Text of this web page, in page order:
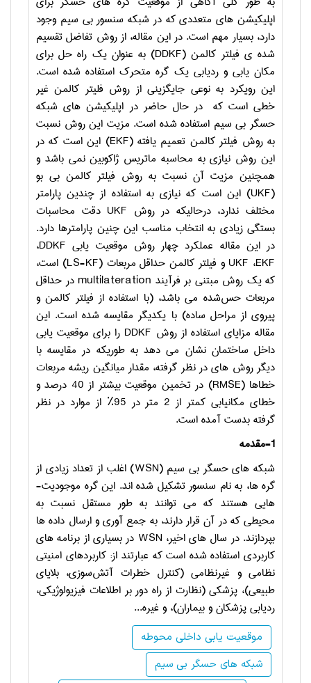
اپلیکیشن­ های متعددی که در شبکه سنسور بی سیم وجود
دارد، بسیار مهم است. در این مقاله، از روش تفاضل تقسیم
شده­ ی فیلتر کالمن (DDKF) به عنوان یک راه حل برای
مکان­ یابی و ردیابی یک گره متحرک استفاده شده است.
این رویکرد به نوعی جایگزینی از روش فلیتر کالمن غیر
خطی است که در حال حاضر در اپلیکیشن های شبکه
حسگر بی­ سیم استفاده شده است. مزیت این روش نسبت
به روش فیلتر کالمن تعمیم یافته (EKF) این است که در
این روش نیازی به محاسبه ماتریس ژاکوبین نمی­ باشد و
همچنین مزیت آن نسبت به روش فیلتر کالمن بی ­بو
(
UKF) این است که نیازی به استفاده از چندین پارامتر
مختلف ندارد، درحالیکه در روش UKF دقت محاسبات
بستگی زیادی به انتخاب مناسب این چنین پارامترها دارد.
در این مقاله عملکرد چهار روش موقعیت یابی DDKF،
EKF، UKF و فیلتر کالمن حداقل مربعات (LS-KF) است،
که یک روش مبتنی بر فرآیند multilateration در حداقل
مربعات حسشده می ­باشد، (با استفاده از فیلتر کالمن و
پیروی از مراحل ساده) با یکدیگر مقایسه شده است. این
مقاله مزایای استفاده از روش DDKF را برای موقعیت یابی
داخل ساختمان نشان می دهد به طوریکه در مقایسه با
دیگر روش ­های در نظر گرفته، مقدار میانگین ریشه مربعات
خطاها (RMSE
) در تخمین موقعیت بیشتر از 40 درصد و
خطای مکان­یابی کمتر از 2 متر در 95٪ از موارد در نظر
گرفته بدست آمده است.
1-مقدمه
شبکه های حسگر بی سیم (WSN) اغلب از تعداد زیادی از
گره ­ها، به نام سنسور تشکیل شده­ اند. این گره موجودیت­
هایی هستند که می توانند به طور مستقل نسبت به
محیطی که در آن قرار دارند، به جمع آوری و ارسال داده ­ها
بپردازند. در سال های اخیر، WSN در بسیاری از برنامه های
کاربردی استفاده شده است که عبارتند از: کاربردهای امنیتی
نظامی و غیرنظامی (کنترل خطرات آتش‌سوزی، بلایای
طبیعی)، پزشکی (نظارت از راه دور بر اطلاعات فیزیولوژیکی،
ردیابی پزشکان و بیماران)، و غیره...
موقعیت یابی داخلی محوطه
شبکه های حسگر بی سیم